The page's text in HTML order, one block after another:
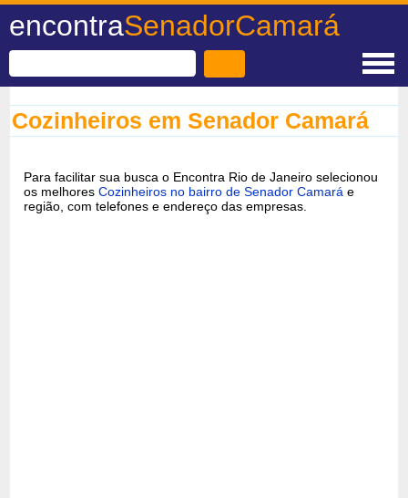
encontraSenadorCamará
Cozinheiros em Senador Camará
Para facilitar sua busca o Encontra Rio de Janeiro selecionou
os melhoresCozinheiros no bairro de Senador Camará e
região, com telefones e endereço das empresas.